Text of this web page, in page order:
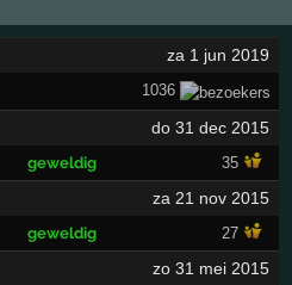
za 1 jun 2019
1036
do 31 dec 2015
geweldig 35
za 21 nov 2015
geweldig 27
zo 31 mei 2015